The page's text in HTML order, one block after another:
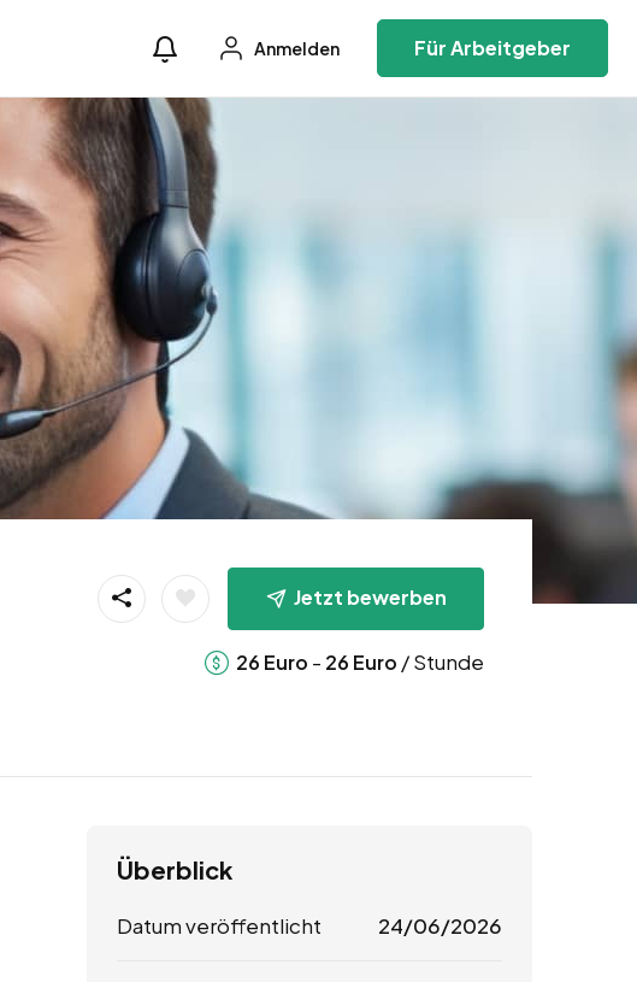
Anmelden Für Arbeitgeber
Jetzt bewerben
26 Euro - 26 Euro / Stunde
Überblick
Datum veröffentlicht 24/06/2026